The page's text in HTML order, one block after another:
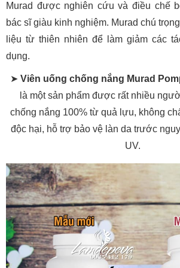
Murad được nghiên cứu và điều chế
bác sĩ giàu kinh nghiệm. Murad chú
liệu từ thiên nhiên để làm giảm các
dụng.
➤ Viên uống chống nắng Murad
là một sản phẩm được rất nhiều
chống nắng 100% từ quả lựu, không
độc hại, hỗ trợ bảo vệ làn da trước
UV.